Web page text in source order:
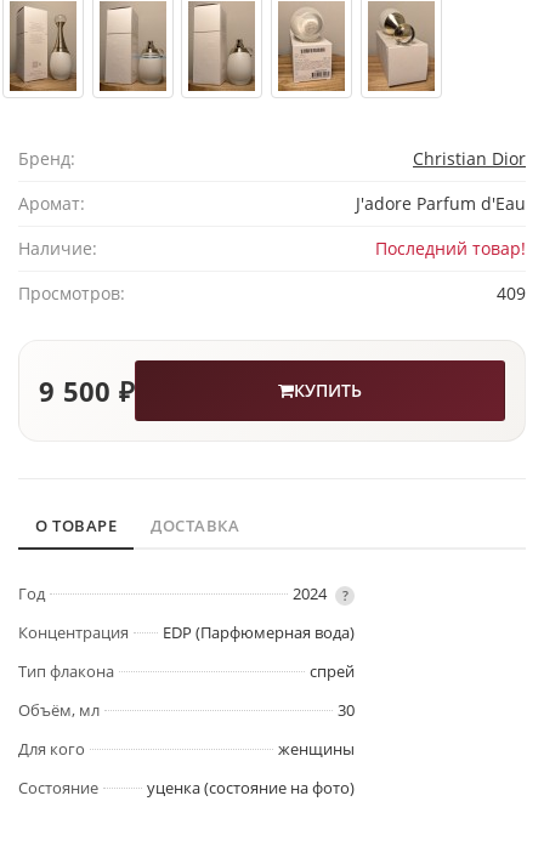
Бренд:
Christian Dior
Аромат:
J'adore Parfum d'Eau
Наличие:
Последний товар!
Просмотров:
409
9 500 ₽ КУПИТЬ
О ТОВАРЕ ДОСТАВКА
Год 2024 ?
Концентрация
EDP (Парфюмерная вода)
Тип флакона
спрей
Объём, мл
30
Для кого
женщины
Состояние
уценка (состояние на фото)